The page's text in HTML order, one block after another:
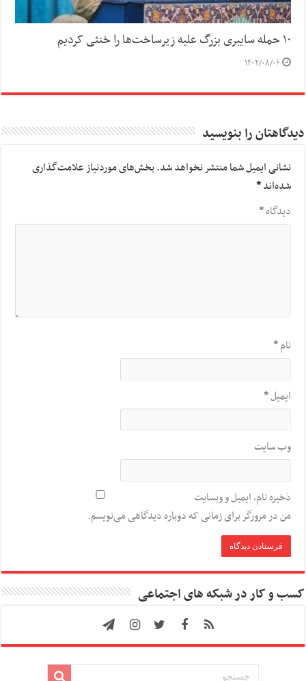
۱۰ حمله سایبری بزرگ علیه زیرساخت‌ها را خنثی کردیم
۱۴۰۲/۰۸/۰۶
دیدگاهتان را بنویسید
نشانی ایمیل شما منتشر نخواهد شد.بخش‌های موردنیاز علامت‌گذاری
شده‌اند*
دیدگاه*
نام*
ایمیل*
وب‌ سایت
ذخیره نام، ایمیل و وبسایت
من در مرورگر برای زمانی که دوباره دیدگاهی می‌نویسم.
کسب و کار در شبکه های اجتماعی